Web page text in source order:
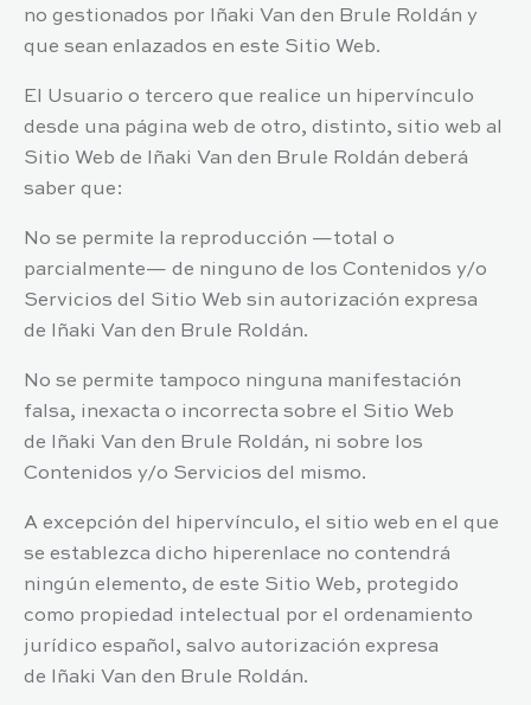
no gestionados por
Iñaki Van den Brule Roldán y
que sean enlazados en este Sitio Web.
El Usuario o tercero que realice un hipervínculo
desde una página web de otro, distinto, sitio web al
Sitio Web de
Iñaki Van den Brule Roldán deberá
saber que:
No se permite la reproducción —total o
parcialmente— de ninguno de los Contenidos y/o
Servicios del Sitio Web sin autorización expresa
de
Iñaki Van den Brule Roldán.
No se permite tampoco ninguna manifestación
falsa, inexacta o incorrecta sobre el Sitio Web
de
Iñaki Van den Brule Roldán, ni sobre los
Contenidos y/o Servicios del mismo.
A excepción del hipervínculo, el sitio web en el que
se establezca dicho hiperenlace no contendrá
ningún elemento, de este Sitio Web, protegido
como propiedad intelectual por el ordenamiento
jurídico español, salvo autorización expresa
de
Iñaki Van den Brule Roldán.